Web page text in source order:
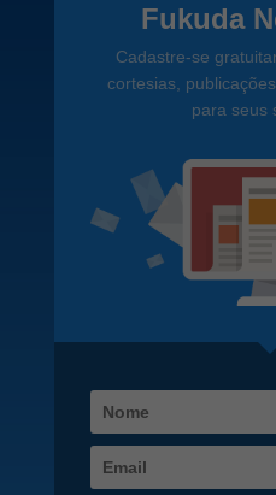
Fukuda
Cadastre-se
cortesias,
para seus